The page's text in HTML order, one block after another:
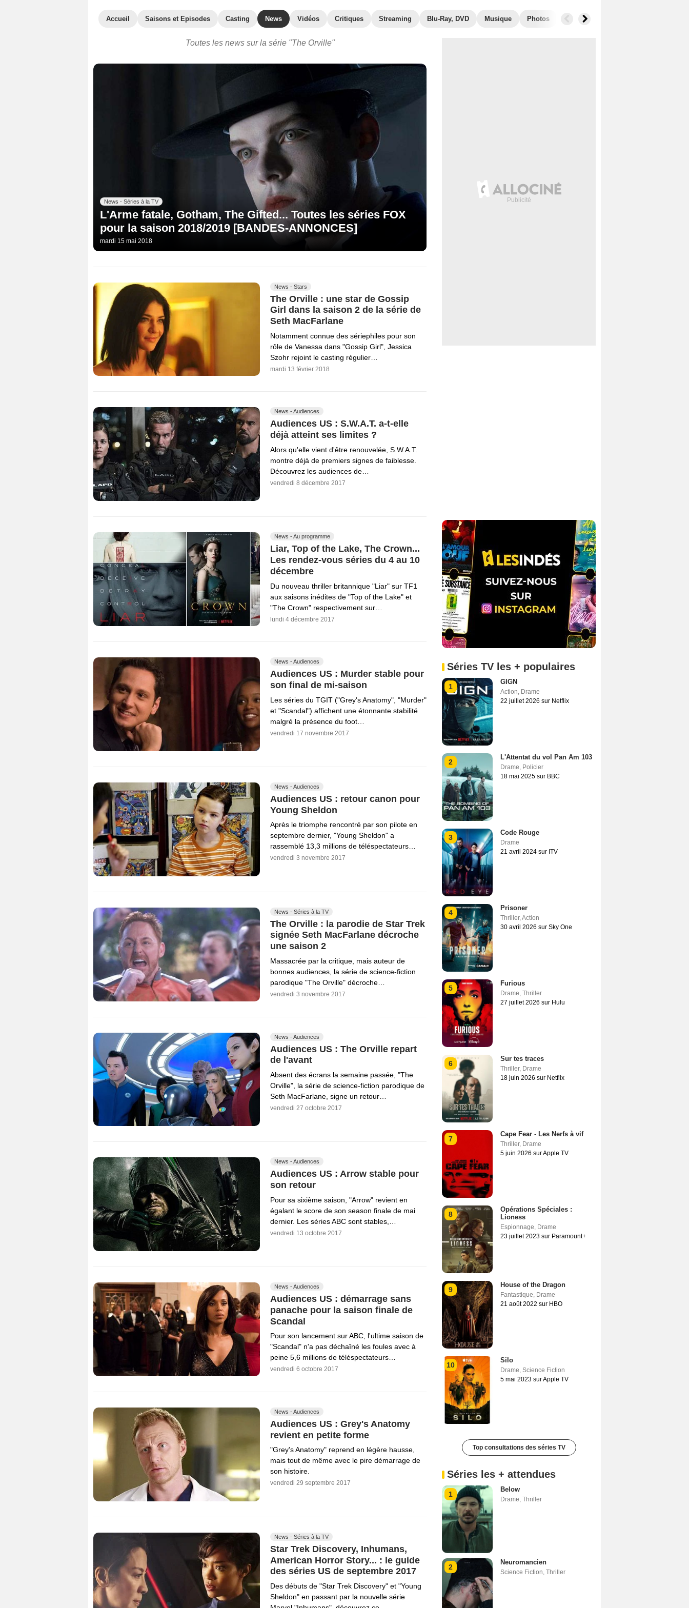
Accueil Saisons et Episodes Casting News Vidéos Critiques Streaming Blu-Ray, DVD Musique Photos Séries similaires
Toutes les news sur la série "The Orville"
News - Séries à la TV
L'Arme fatale, Gotham, The Gifted... Toutes les séries FOX
pour la saison 2018/2019 [BANDES-ANNONCES]
mardi 15 mai 2018
News - Stars
The Orville : une star de Gossip
Girl dans la saison 2 de la série de
Seth MacFarlane
Notamment connue des sériephiles pour son
rôle de Vanessa dans "Gossip Girl", Jessica
Szohr rejoint le casting régulier…
mardi 13 février 2018
News - Audiences
Audiences US : S.W.A.T. a-t-elle
déjà atteint ses limites ?
Alors qu'elle vient d'être renouvelée, S.W.A.T.
montre déjà de premiers signes de faiblesse.
Découvrez les audiences de…
vendredi 8 décembre 2017
News - Au programme
Liar, Top of the Lake, The Crown...
Les rendez-vous séries du 4 au 10
décembre
Du nouveau thriller britannique "Liar" sur TF1
aux saisons inédites de "Top of the Lake" et
"The Crown" respectivement sur…
lundi 4 décembre 2017
News - Audiences
Audiences US : Murder stable pour
son final de mi-saison
Les séries du TGIT ("Grey's Anatomy", "Murder"
et "Scandal") affichent une étonnante stabilité
malgré la présence du foot…
vendredi 17 novembre 2017
News - Audiences
Audiences US : retour canon pour
Young Sheldon
Après le triomphe rencontré par son pilote en
septembre dernier, "Young Sheldon" a
rassemblé 13,3 millions de téléspectateurs…
vendredi 3 novembre 2017
News - Séries à la TV
The Orville : la parodie de Star Trek
signée Seth MacFarlane décroche
une saison 2
Massacrée par la critique, mais auteur de
bonnes audiences, la série de science-fiction
parodique "The Orville" décroche…
vendredi 3 novembre 2017
News - Audiences
Audiences US : The Orville repart
de l'avant
Absent des écrans la semaine passée, "The
Orville", la série de science-fiction parodique de
Seth MacFarlane, signe un retour…
vendredi 27 octobre 2017
News - Audiences
Audiences US : Arrow stable pour
son retour
Pour sa sixième saison, "Arrow" revient en
égalant le score de son season finale de mai
dernier. Les séries ABC sont stables,…
vendredi 13 octobre 2017
News - Audiences
Audiences US : démarrage sans
panache pour la saison finale de
Scandal
Pour son lancement sur ABC, l'ultime saison de
"Scandal" n'a pas déchaîné les foules avec à
peine 5,6 millions de téléspectateurs…
vendredi 6 octobre 2017
News - Audiences
Audiences US : Grey's Anatomy
revient en petite forme
"Grey's Anatomy" reprend en légère hausse,
mais tout de même avec le pire démarrage de
son histoire.
vendredi 29 septembre 2017
News - Séries à la TV
Star Trek Discovery, Inhumans,
American Horror Story... : le guide
des séries US de septembre 2017
Des débuts de "Star Trek Discovery" et "Young
Sheldon" en passant par la nouvelle série
Séries TV les + populaires
1
GIGN
Action, Drame
22 juillet 2026 sur Netflix
2
L'Attentat du vol Pan Am 103
Drame, Policier
18 mai 2025 sur BBC
3
Code Rouge
Drame
21 avril 2024 sur ITV
4
Prisoner
Thriller,Action
30 avril 2026 sur Sky One
5
Furious
Drame, Thriller
27 juillet 2026 sur Hulu
6
Sur tes traces
Thriller, Drame
18 juin 2026 sur Netflix
7
Cape Fear - Les Nerfs à vif
Thriller, Drame
5 juin 2026 sur Apple TV
8
Opérations Spéciales :
Lioness
Espionnage, Drame
23 juillet 2023 sur Paramount+
9
House of the Dragon
Fantastique, Drame
21 août 2022 sur HBO
10
Silo
Drame, Science Fiction
5 mai 2023 sur Apple TV
Top consultations des séries TV
Séries les + attendues
1
Below
Drame, Thriller
2
Neuromancien
Science Fiction, Thriller